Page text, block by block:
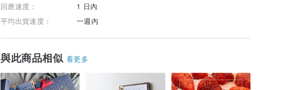
回應速度：
1 日內
平均出貨速度：
一週內
與此商品相似 看更多